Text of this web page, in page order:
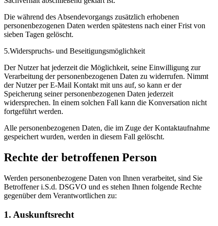
Die während des Absendevorgangs zusätzlich erhobenen
personenbezogenen Daten werden spätestens nach einer Frist von
sieben Tagen gelöscht.
5.Widerspruchs- und Beseitigungsmöglichkeit
Der Nutzer hat jederzeit die Möglichkeit, seine Einwilligung zur
Verarbeitung der personenbezogenen Daten zu widerrufen. Nimmt
der Nutzer per E-Mail Kontakt mit uns auf, so kann er der
Speicherung seiner personenbezogenen Daten jederzeit
widersprechen. In einem solchen Fall kann die Konversation nicht
fortgeführt werden.
Alle personenbezogenen Daten, die im Zuge der Kontaktaufnahme
gespeichert wurden, werden in diesem Fall gelöscht.
Rechte der betroffenen Person
Werden personenbezogene Daten von Ihnen verarbeitet, sind Sie
Betroffener i.S.d. DSGVO und es stehen Ihnen folgende Rechte
gegenüber dem Verantwortlichen zu:
1. Auskunftsrecht